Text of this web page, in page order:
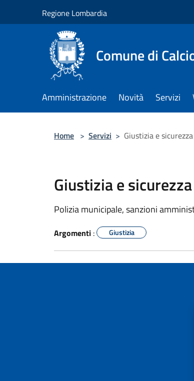
Regione Lombardia
Comune di
Amministrazione Novità Servizi
Home > Servizi > Giustizia e
Giustizia e
Polizia municipale, sanzioni
Argomenti : Giustizia